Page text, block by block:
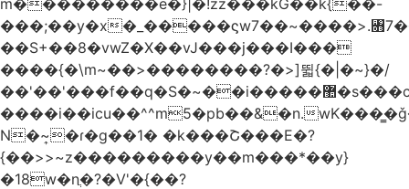
m���������e�}|�!zz���kG��k{��-
���;��y�x
��S+��8�vwZ�X��vJ���j���ӏ���
����{�\m~��>��������?�>]뛻{�|�~}�/
��'��'���f��q�S�~��i�����޺�s���c�K�>���f}
����i��icu��^^m5�pb��&�n.
N�~͎�ɾ�g��1� �k���Շ���E�?
{��>>~z���������y��m���*��y}
�18w�nֲ�?�V'�{��?